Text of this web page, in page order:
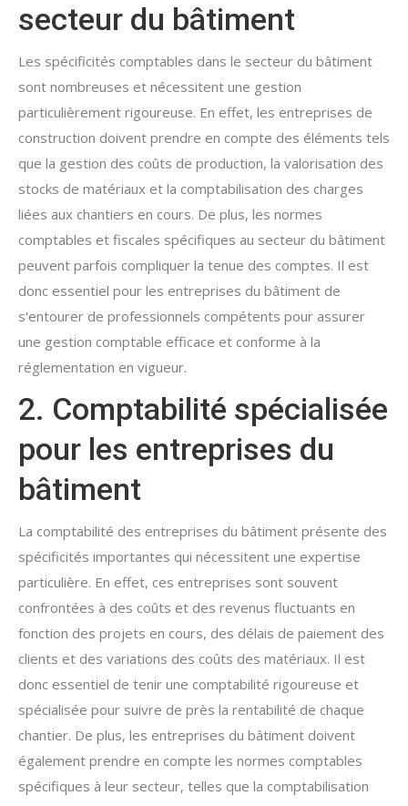
secteur du bâtiment
Les spécificités comptables dans le secteur du bâtiment
sont nombreuses et nécessitent une gestion
particulièrement rigoureuse. En effet, les entreprises de
construction doivent prendre en compte des éléments tels
que la gestion des coûts de production, la valorisation des
stocks de matériaux et la comptabilisation des charges
liées aux chantiers en cours. De plus, les normes
comptables et fiscales spécifiques au secteur du bâtiment
peuvent parfois compliquer la tenue des comptes. Il est
donc essentiel pour les entreprises du bâtiment de
s'entourer de professionnels compétents pour assurer
une gestion comptable efficace et conforme à la
réglementation en vigueur.
2. Comptabilité spécialisée
pour les entreprises du
bâtiment
La comptabilité des entreprises du bâtiment présente des
spécificités importantes qui nécessitent une expertise
particulière. En effet, ces entreprises sont souvent
confrontées à des coûts et des revenus fluctuants en
fonction des projets en cours, des délais de paiement des
clients et des variations des coûts des matériaux. Il est
donc essentiel de tenir une comptabilité rigoureuse et
spécialisée pour suivre de près la rentabilité de chaque
chantier. De plus, les entreprises du bâtiment doivent
également prendre en compte les normes comptables
spécifiques à leur secteur, telles que la comptabilisation